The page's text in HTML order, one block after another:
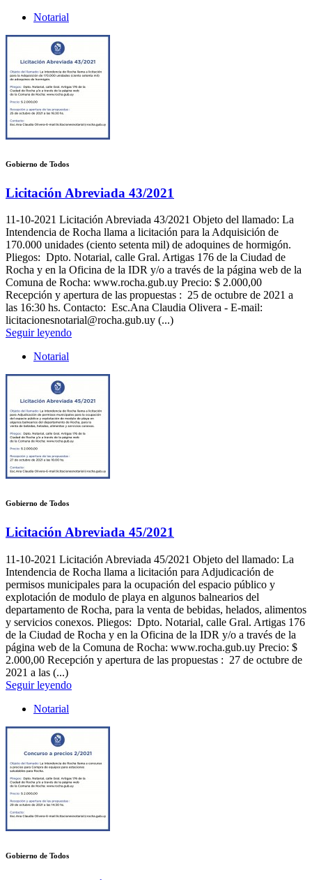
Notarial
Gobierno de Todos
Licitación Abreviada 43/2021
11-10-2021 Licitación Abreviada 43/2021 Objeto del llamado: La
Intendencia de Rocha llama a licitación para la Adquisición de
170.000 unidades (ciento setenta mil) de adoquines de hormigón.
Pliegos: Dpto. Notarial, calle Gral. Artigas 176 de la Ciudad de
Rocha y en la Oficina de la IDR y/o a través de la página web de la
Comuna de Rocha: www.rocha.gub.uy Precio: $ 2.000,00
Recepción y apertura de las propuestas : 25 de octubre de 2021 a
las 16:30 hs. Contacto: Esc.Ana Claudia Olivera - E-mail:
licitacionesnotarial@rocha.gub.uy (...)
Seguir leyendo
Notarial
Gobierno de Todos
Licitación Abreviada 45/2021
11-10-2021 Licitación Abreviada 45/2021 Objeto del llamado: La
Intendencia de Rocha llama a licitación para Adjudicación de
permisos municipales para la ocupación del espacio público y
explotación de modulo de playa en algunos balnearios del
departamento de Rocha, para la venta de bebidas, helados, alimentos
y servicios conexos. Pliegos: Dpto. Notarial, calle Gral. Artigas 176
de la Ciudad de Rocha y en la Oficina de la IDR y/o a través de la
página web de la Comuna de Rocha: www.rocha.gub.uy Precio: $
2.000,00 Recepción y apertura de las propuestas : 27 de octubre de
2021 a las (...)
Seguir leyendo
Notarial
Gobierno de Todos